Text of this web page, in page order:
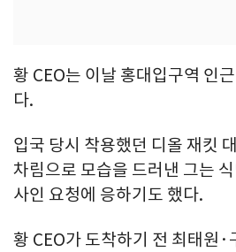
황 CEO는 이날 홍대입구역 인
다.
입국 당시 착용했던 디올 재킷
차림으로 모습을 드러낸 그는
사인 요청에 응하기도 했다.
황 CEO가 도착하기 전 최태원·